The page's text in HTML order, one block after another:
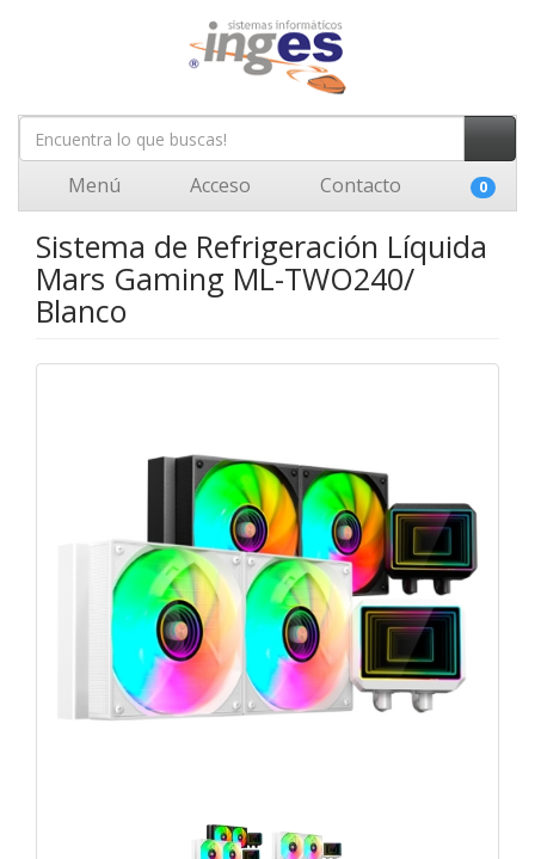
Menú Acceso Contacto 0
Sistema de Refrigeración Líquida
Mars Gaming ML-TWO240/
Blanco